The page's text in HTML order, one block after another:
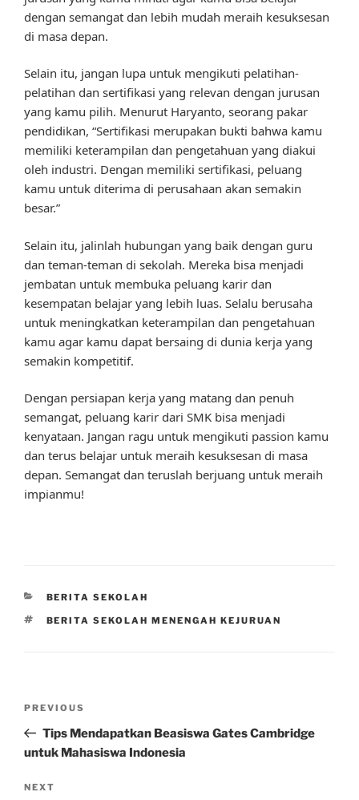
dengan semangat dan lebih mudah meraih kesuksesan
di masa depan.
Selain itu, jangan lupa untuk mengikuti pelatihan-
pelatihan dan sertifikasi yang relevan dengan jurusan
yang kamu pilih. Menurut Haryanto, seorang pakar
pendidikan, “Sertifikasi merupakan bukti bahwa kamu
memiliki keterampilan dan pengetahuan yang diakui
oleh industri. Dengan memiliki sertifikasi, peluang
kamu untuk diterima di perusahaan akan semakin
besar.”
Selain itu, jalinlah hubungan yang baik dengan guru
dan teman-teman di sekolah. Mereka bisa menjadi
jembatan untuk membuka peluang karir dan
kesempatan belajar yang lebih luas. Selalu berusaha
untuk meningkatkan keterampilan dan pengetahuan
kamu agar kamu dapat bersaing di dunia kerja yang
semakin kompetitif.
Dengan persiapan kerja yang matang dan penuh
semangat, peluang karir dari SMK bisa menjadi
kenyataan. Jangan ragu untuk mengikuti passion kamu
dan terus belajar untuk meraih kesuksesan di masa
depan. Semangat dan teruslah berjuang untuk meraih
impianmu!
CATEGORIES
BERITA SEKOLAH
TAGS
BERITA SEKOLAH MENENGAH KEJURUAN
Previous
Post
PREVIOUS
Tips Mendapatkan Beasiswa Gates Cambridge
untuk Mahasiswa Indonesia
Next
NEXT